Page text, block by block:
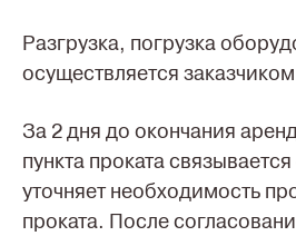
Разгрузка, погрузка
осуществляется
За 2 дня до окончания
пункта проката
уточняет необходимость
проката. После